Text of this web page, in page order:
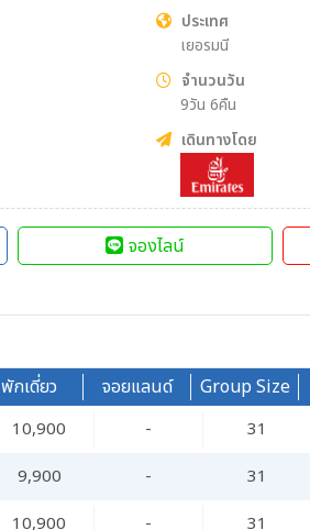
ประเทศ
เยอรมนี
จำนวนวัน
9วัน 6คืน
เดินทางโดย
จองไลน์
พักเดี่ยว จอยแลนด์ Group Size
10,900 - 31
9,900 - 31
10,900 - 31